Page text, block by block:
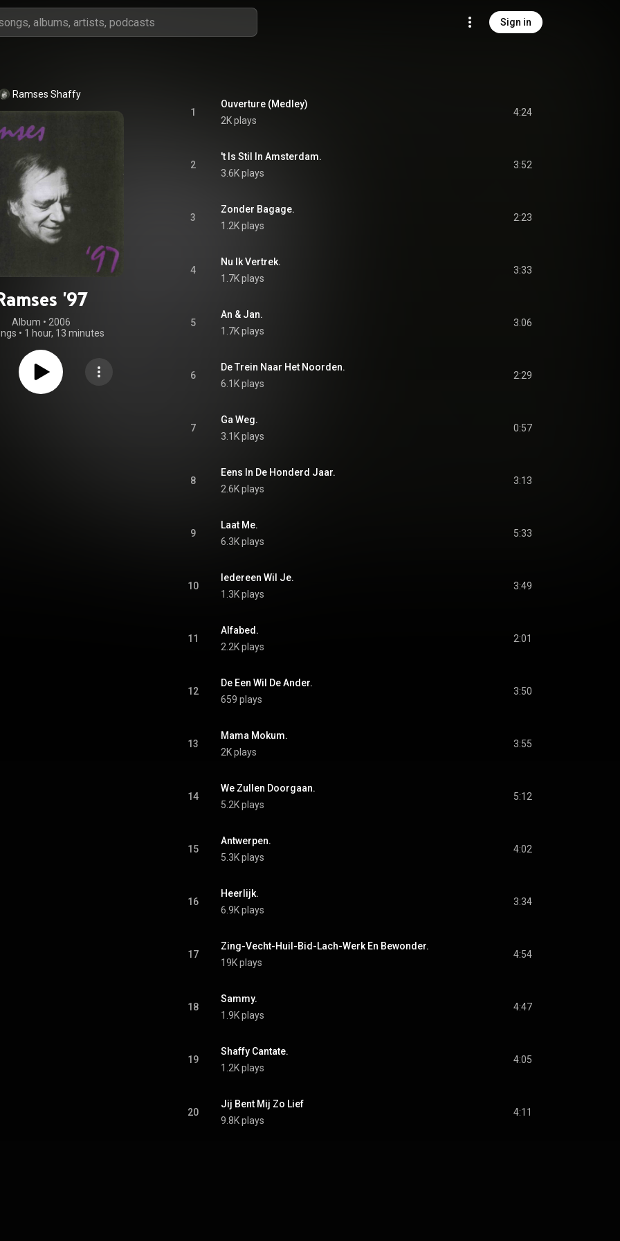
Sign in
Ramses Shaffy
'97
Album • 2006
• 1 hour, 13 minutes
1
Ouverture (Medley)
2K plays
4:24
2
't Is Stil In Amsterdam.
3.6K plays
3:52
3
Zonder Bagage.
1.2K plays
2:23
4
Nu Ik Vertrek.
1.7K plays
3:33
5
An & Jan.
1.7K plays
3:06
6
De Trein Naar Het Noorden.
6.1K plays
2:29
7
Ga Weg.
3.1K plays
0:57
8
Eens In De Honderd Jaar.
2.6K plays
3:13
9
Laat Me.
6.3K plays
5:33
10
Iedereen Wil Je.
1.3K plays
3:49
11
Alfabed.
2.2K plays
2:01
12
De Een Wil De Ander.
659 plays
3:50
13
Mama Mokum.
2K plays
3:55
14
We Zullen Doorgaan.
5.2K plays
5:12
15
Antwerpen.
5.3K plays
4:02
16
Heerlijk.
6.9K plays
3:34
17
Zing-Vecht-Huil-Bid-Lach-Werk En Bewonder.
19K plays
4:54
18
Sammy.
1.9K plays
4:47
19
Shaffy Cantate.
1.2K plays
4:05
20
Jij Bent Mij Zo Lief
9.8K plays
4:11